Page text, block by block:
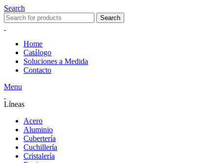
Search
Search
Home
Catálogo
Soluciones a Medida
Contacto
Menu
Líneas
Acero
Aluminio
Cubertería
Cuchillería
Cristalería